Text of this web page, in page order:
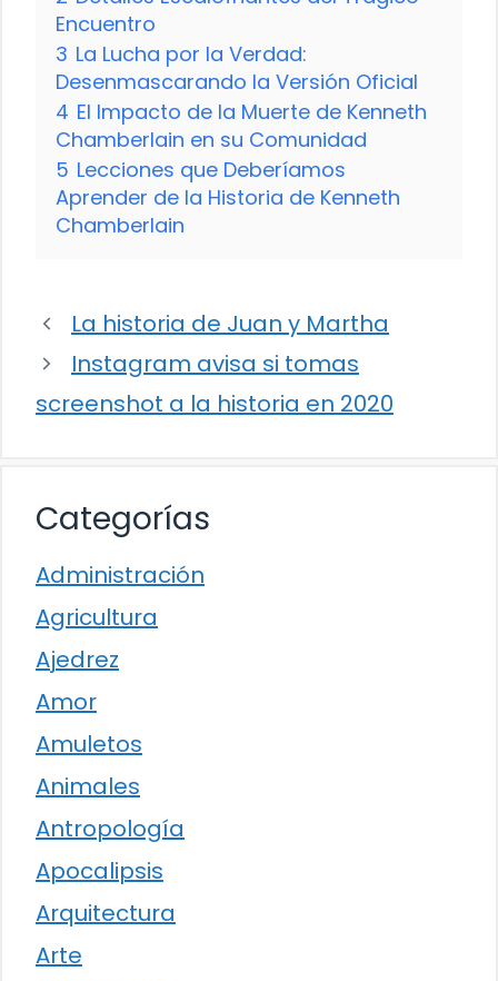
Encuentro
3 La Lucha por la Verdad:
Desenmascarando la Versión Oficial
4 El Impacto de la Muerte de Kenneth
Chamberlain en su Comunidad
5 Lecciones que Deberíamos
Aprender de la Historia de Kenneth
Chamberlain
La historia de Juan y Martha
Instagram avisa si tomas
screenshot a la historia en 2020
Categorías
Administración
Agricultura
Ajedrez
Amor
Amuletos
Animales
Antropología
Apocalipsis
Arquitectura
Arte